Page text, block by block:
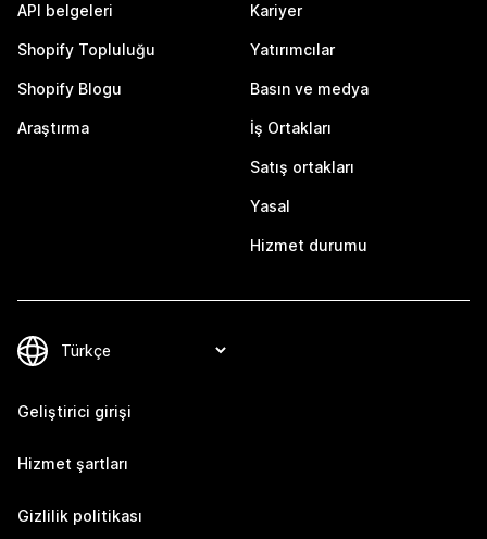
API belgeleri
Shopify Topluluğu
Shopify Blogu
Araştırma
Kariyer
Yatırımcılar
Basın ve medya
İş Ortakları
Satış ortakları
Yasal
Hizmet durumu
Geliştirici girişi
Hizmet şartları
Gizlilik politikası